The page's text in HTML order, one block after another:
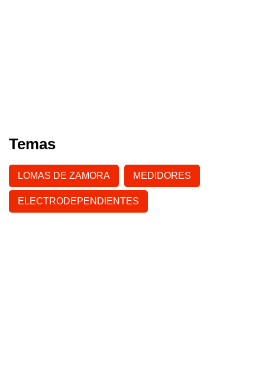
Temas
LOMAS DE ZAMORA MEDIDORES
ELECTRODEPENDIENTES